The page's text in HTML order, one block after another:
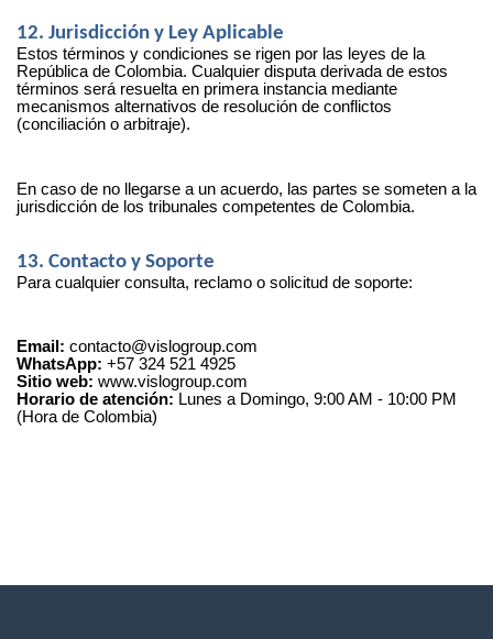
12. Jurisdicción y Ley Aplicable
Estos términos y condiciones se rigen por las leyes de la
República de Colombia. Cualquier disputa derivada de estos
términos será resuelta en primera instancia mediante
mecanismos alternativos de resolución de conflictos
(conciliación o arbitraje).
En caso de no llegarse a un acuerdo, las partes se someten a la
jurisdicción de los tribunales competentes de Colombia.
13. Contacto y Soporte
Para cualquier consulta, reclamo o solicitud de soporte:
Email: contacto@vislogroup.com
WhatsApp: +57 324 521 4925
Sitio web: www.vislogroup.com
Horario de atención: Lunes a Domingo, 9:00 AM - 10:00 PM
(Hora de Colombia)